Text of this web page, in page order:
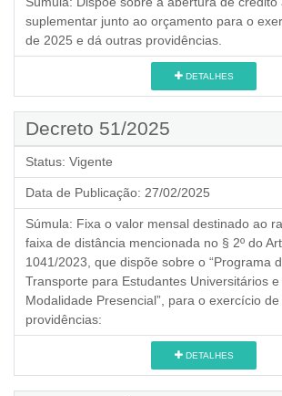
suplementar junto ao orçamento para o
de 2025 e dá outras providências.
DETALHES
Decreto 51/2025
Status: Vigente
Data de Publicação: 27/02/2025
Súmula: Fixa o valor mensal destinado ao
faixa de distância mencionada no § 2º do
1041/2023, que dispõe sobre o “Programa
Transporte para Estudantes Universitários
Modalidade Presencial”, para o exercício
providências:
DETALHES